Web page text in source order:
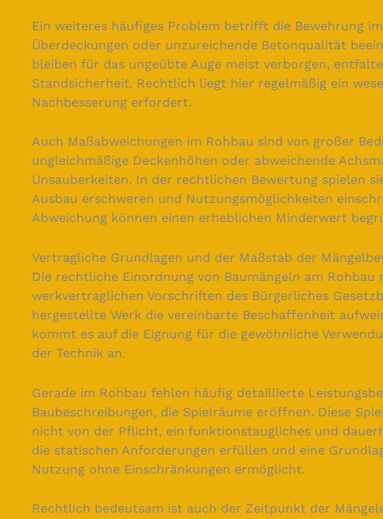
Ein weiteres häufiges Problem betrifft die Bewehrung
Überdeckungen oder unzureichende Betonqualität
bleiben für das ungeübte Auge meist verborgen,
Standsicherheit. Rechtlich liegt hier regelmäßig ein
Nachbesserung erfordert.
Auch Maßabweichungen im Rohbau sind von großer
ungleichmäßige Deckenhöhen oder abweichende
Unsauberkeiten. In der rechtlichen Bewertung spielen
Ausbau erschweren und Nutzungsmöglichkeiten
Abweichung können einen erheblichen Minderwert
Vertragliche Grundlagen und der Maßstab der
Die rechtliche Einordnung von Baumängeln am
werkvertraglichen Vorschriften des Bürgerliches
hergestellte Werk die vereinbarte Beschaffenheit
kommt es auf die Eignung für die gewöhnliche
der Technik an.
Gerade im Rohbau fehlen häufig detaillierte
Baubeschreibungen, die Spielräume eröffnen. Diese
nicht von der Pflicht, ein funktionstaugliches und
die statischen Anforderungen erfüllen und eine
Nutzung ohne Einschränkungen ermöglicht.
Rechtlich bedeutsam ist auch der Zeitpunkt der